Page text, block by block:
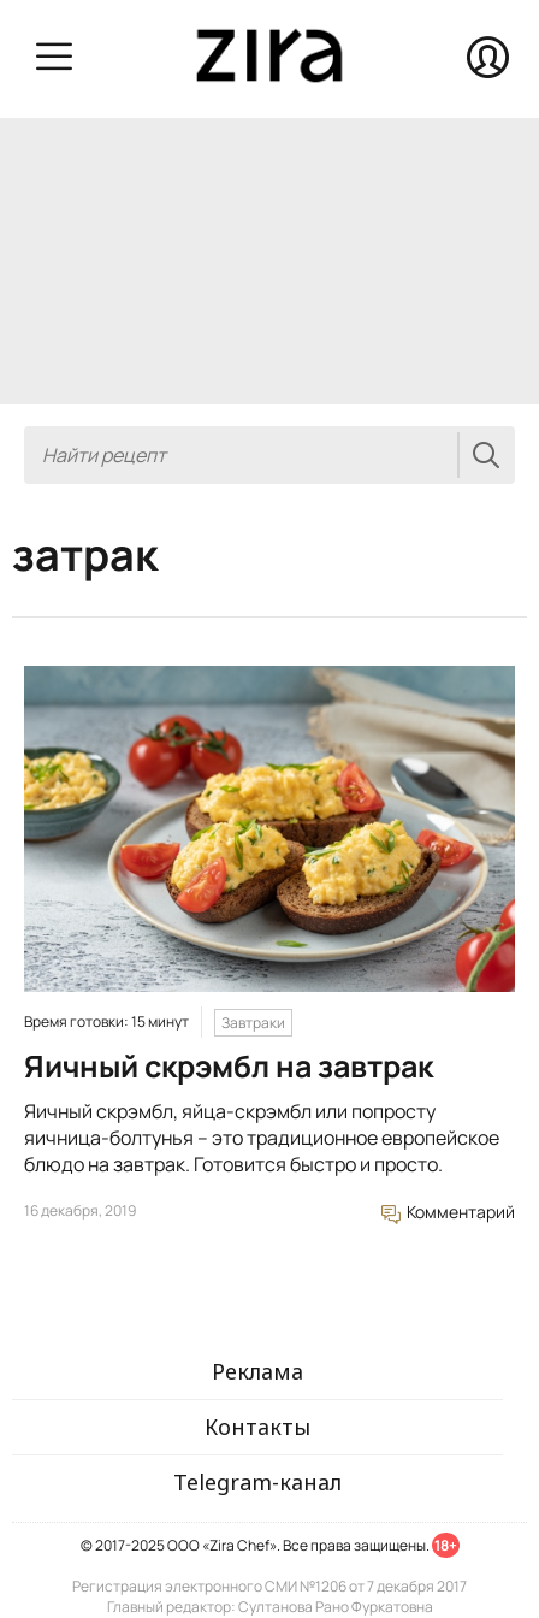
затрак
Время готовки: 15 минут Завтраки
Яичный скрэмбл на завтрак
Яичный скрэмбл, яйца-скрэмбл или попросту
яичница-болтунья – это традиционное европейское
блюдо на завтрак. Готовится быстро и просто.
16 декабря, 2019 Комментарий
Реклама
Контакты
Telegram-канал
© 2017-2025 ООО «Zira Chef». Все права защищены. 18+
Регистрация электронного СМИ №1206 от 7 декабря 2017
Главный редактор: Султанова Рано Фуркатовна